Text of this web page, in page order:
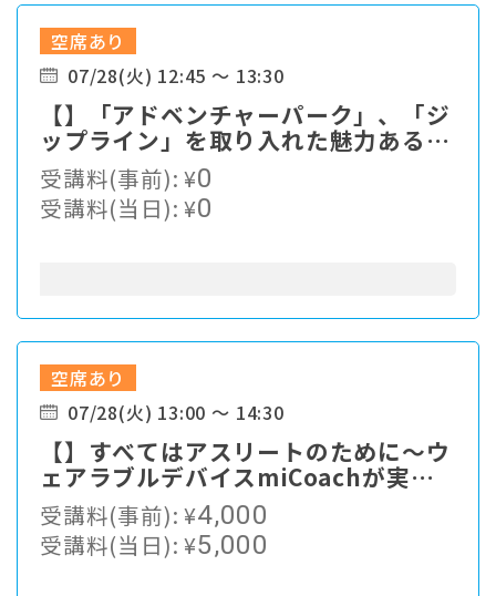
空席あり
07/28(火) 12:45 ～ 13:30
【】「アドベンチャーパーク」、「ジ
ップライン」を取り入れた魅力ある施
設づくり
受講料(事前):¥0
受講料(当日):¥0
空席あり
07/28(火) 13:00 ～ 14:30
【】すべてはアスリートのために～ウ
ェアラブルデバイスmiCoachが実現
するスポーツの未来
受講料(事前):¥4,000
受講料(当日):¥5,000